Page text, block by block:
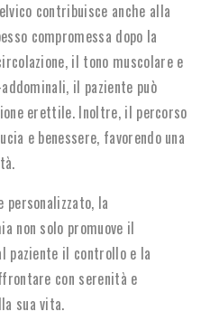
contribuisce anche alla
compromessa dopo la
il tono muscolare e
il paziente può
erettile. Inoltre, il percorso
e benessere, favorendo una
personalizzato, la
non solo promuove il
paziente il controllo e la
con serenità e
sua vita.